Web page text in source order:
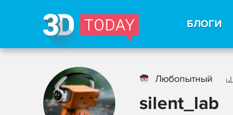
БЛОГИ
Любопытный
silent_lab